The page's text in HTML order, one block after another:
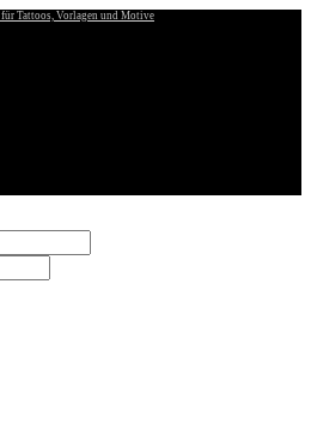
Tattoos, Vorlagen und Motive